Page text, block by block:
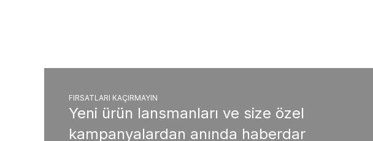
FIRSATLARI KAÇIRMAYIN
Yeni ürün lansmanları ve size özel
kampanyalardan anında haberdar